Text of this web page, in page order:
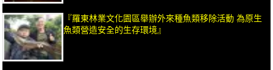
『羅東林業文化園區舉辦外來種魚類移除活動 為原生
魚類營造安全的生存環境』